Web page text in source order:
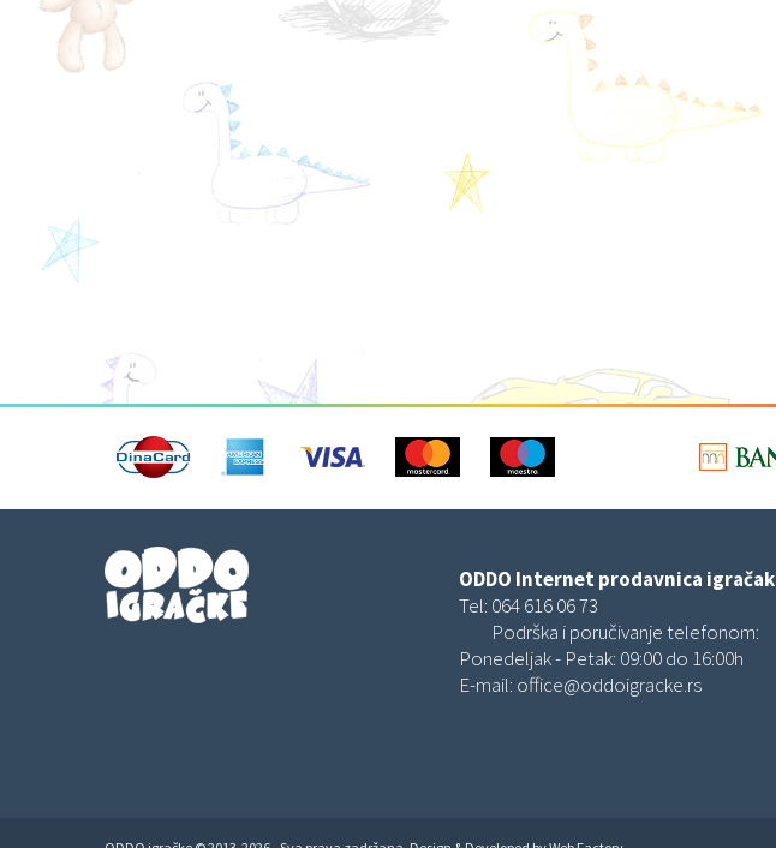
ODDO Internet prodavnica
Tel: 064 616 06 73
Podrška i poručivanje telefonom:
Ponedeljak - Petak: 09:00 do 16:00h
E-mail: office@oddoigracke.rs